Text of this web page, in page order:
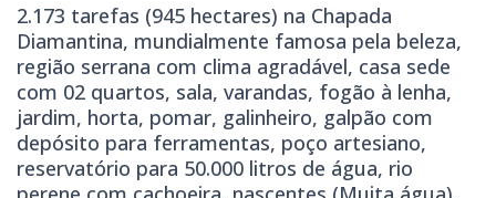
2.173 tarefas (945 hectares) na Chapada
Diamantina, mundialmente famosa pela beleza,
região serrana com clima agradável, casa sede
com 02 quartos, sala, varandas, fogão à lenha,
jardim, horta, pomar, galinheiro, galpão com
depósito para ferramentas, poço artesiano,
reservatório para 50.000 litros de água, rio